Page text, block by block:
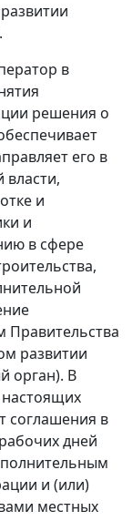
в
решения о
его в
и
и
в сфере
Правительства
развитии
орган). В
настоящих
соглашения в
дней
и (или)
местных